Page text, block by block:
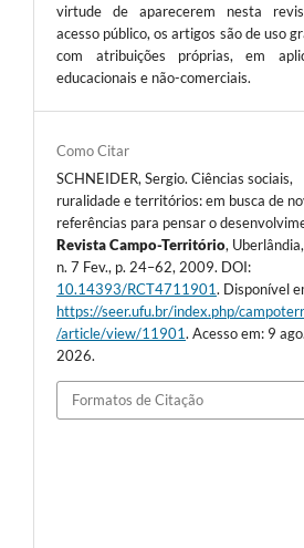
virtude de aparecerem nesta
acesso público, os artigos são de uso
com atribuições próprias, em
educacionais e não-comerciais.
Como Citar
SCHNEIDER, Sergio. Ciências sociais,
ruralidade e territórios: em busca de
referências para pensar o
Revista Campo-Território,
n. 7 Fev., p. 24–62, 2009. DOI:
10.14393/RCT4711901. Disponível
https://seer.ufu.br/index.php/
/article/view/11901. Acesso em: 9 ago.
2026.
Formatos de Citação